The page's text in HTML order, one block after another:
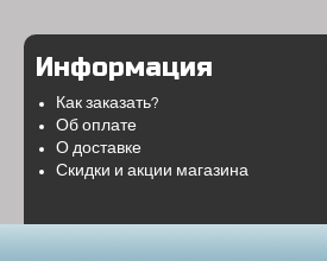
Информация
Как заказать?
Об оплате
О доставке
Скидки и акции магазина